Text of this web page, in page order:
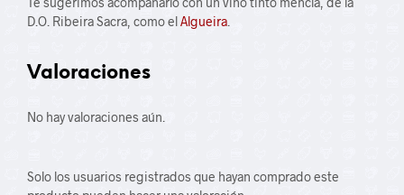
D.O. Ribeira Sacra, como elAlgueira
Valoraciones
No hay valoraciones aún.
Solo los usuarios registrados que hayan comprado este